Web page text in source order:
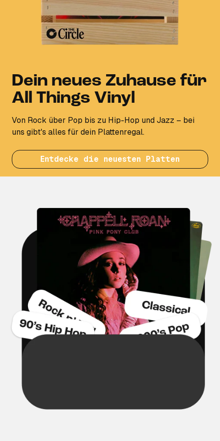
Dein neues Zuhause für
All Things Vinyl
Von Rock über Pop bis zu Hip-Hop und Jazz – bei
uns gibt's alles für dein Plattenregal.
Entdecke die neuesten Platten